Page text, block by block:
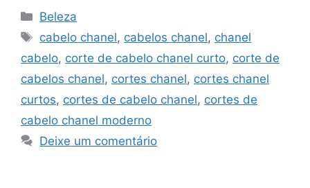
Categorias
Beleza
Tags
cabelo chanel, cabelos chanel, chanel
cabelo, corte de cabelo chanel curto, corte de
cabelos chanel, cortes chanel, cortes chanel
curtos, cortes de cabelo chanel, cortes de
cabelo chanel moderno
Deixe um comentário